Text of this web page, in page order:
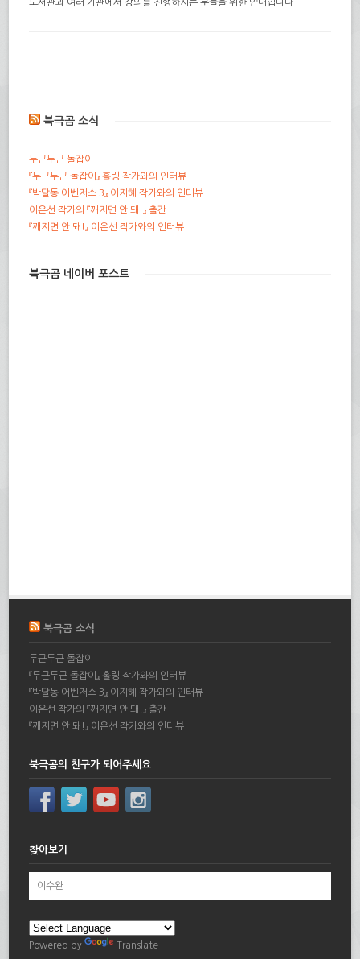
도서관과 여러 기관에서 강의를 진행하시는 분들을 위한 안내입니다
북극곰 소식
두근두근 돌잡이
『두근두근 돌잡이』 홀링 작가와의 인터뷰
『박달동 어벤저스 3』 이지혜 작가와의 인터뷰
이은선 작가의 『깨지면 안 돼!』 출간
『깨지면 안 돼!』 이은선 작가와의 인터뷰
북극곰 네이버 포스트
북극곰 소식
두근두근 돌잡이
『두근두근 돌잡이』 홀링 작가와의 인터뷰
『박달동 어벤저스 3』 이지혜 작가와의 인터뷰
이은선 작가의 『깨지면 안 돼!』 출간
『깨지면 안 돼!』 이은선 작가와의 인터뷰
북극곰의 친구가 되어주세요
찾아보기
Powered by Translate